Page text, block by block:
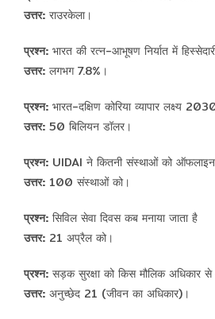
उत्तर:राउरकेला।
प्रश्न:भारत की रत्न-आभूषण निर्यात में
उत्तर:लगभग 7.8%।
प्रश्न:भारत-दक्षिण कोरिया व्यापार लक्ष्य
उत्तर:50 बिलियन डॉलर।
प्रश्न:UIDAI ने कितनी संस्थाओं को ऑफलाइन
उत्तर:100 संस्थाओं को।
प्रश्न:सिविल सेवा दिवस कब मनाया जाता है
उत्तर:21 अप्रैल को।
प्रश्न:सड़क सुरक्षा को किस मौलिक अधिकार से
उत्तर:अनुच्छेद 21 (जीवन का अधिकार)।